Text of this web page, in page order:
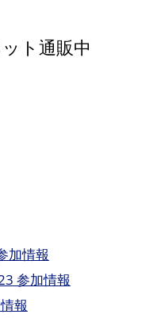
ト通販中
加情報
参加情報
報